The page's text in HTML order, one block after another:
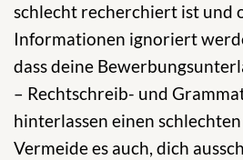
schlecht recherchiert ist und
Informationen ignoriert
dass deine
– Rechtschreib- und
hinterlassen einen
Vermeide es auch, dich